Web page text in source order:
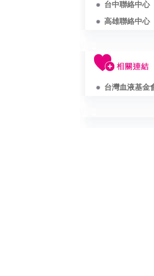
台中聯絡中心
高雄聯絡中心
台灣血液基金